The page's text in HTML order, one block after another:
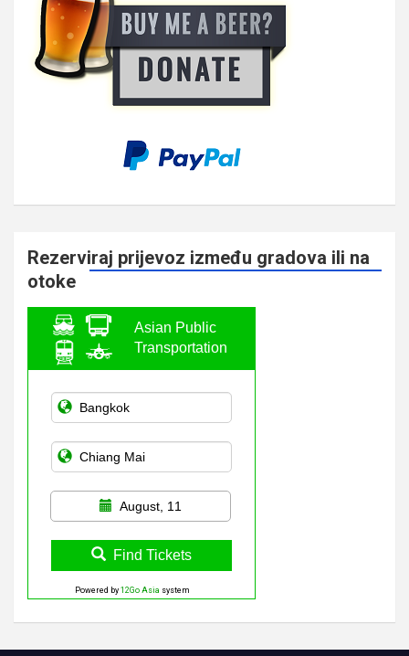
Rezerviraj prijevoz između gradova ili na
otoke
Asian Public
Transportation
August, 11
Find Tickets
Powered by 12Go Asia system